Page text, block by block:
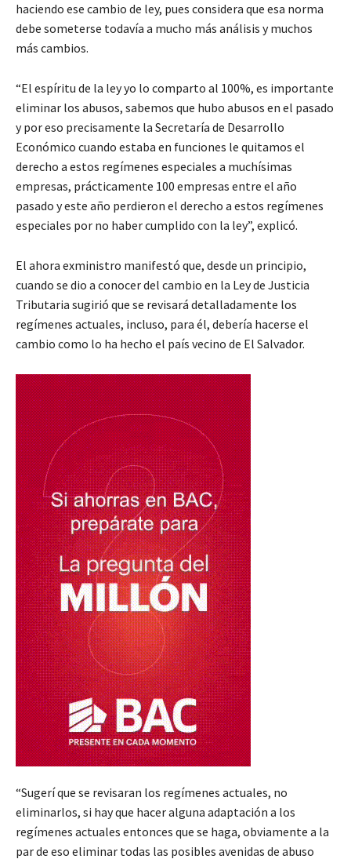
haciendo ese cambio de ley, pues considera que esa norma
debe someterse todavía a mucho más análisis y muchos
más cambios.
“El espíritu de la ley yo lo comparto al 100%, es importante
eliminar los abusos, sabemos que hubo abusos en el pasado
y por eso precisamente la Secretaría de Desarrollo
Económico cuando estaba en funciones le quitamos el
derecho a estos regímenes especiales a muchísimas
empresas, prácticamente 100 empresas entre el año
pasado y este año perdieron el derecho a estos regímenes
especiales por no haber cumplido con la ley”, explicó.
El ahora exministro manifestó que, desde un principio,
cuando se dio a conocer del cambio en la Ley de Justicia
Tributaria sugirió que se revisará detalladamente los
regímenes actuales, incluso, para él, debería hacerse el
cambio como lo ha hecho el país vecino de El Salvador.
“Sugerí que se revisaran los regímenes actuales, no
eliminarlos, si hay que hacer alguna adaptación a los
regímenes actuales entonces que se haga, obviamente a la
par de eso eliminar todas las posibles avenidas de abuso